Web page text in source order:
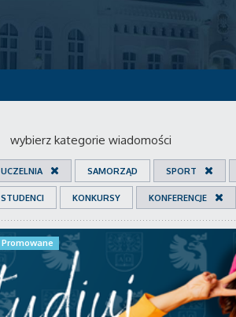
wybierz kategorie wiadomości
UCZELNIA SAMORZĄD SPORT
STUDENCI KONKURSY KONFERENCJE
Promowane